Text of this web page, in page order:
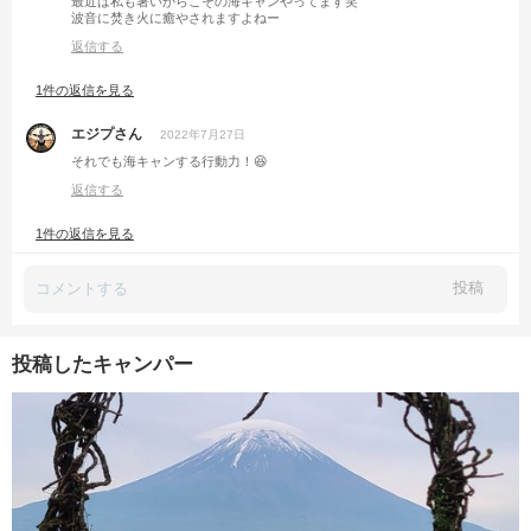
波音に焚き火に癒やされますよねー
返信する
1件の返信を見る
エジプさん 2022年7月27日
それでも海キャンする行動力！😆
返信する
1件の返信を見る
投稿
投稿したキャンパー